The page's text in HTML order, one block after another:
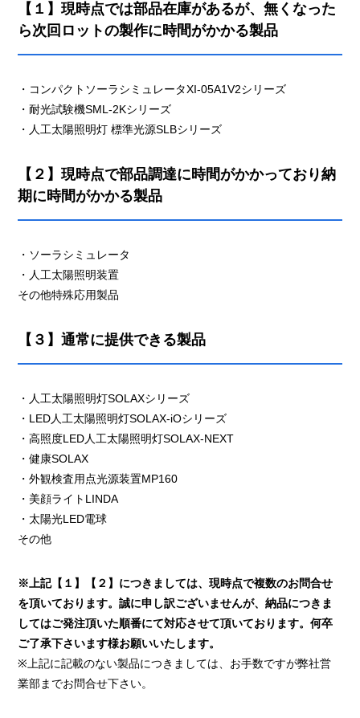
【１】現時点では部品在庫があるが、無くなった
ら次回ロットの製作に時間がかかる製品
・コンパクトソーラシミュレータXI-05A1V2シリーズ
・耐光試験機SML-2Kシリーズ
・人工太陽照明灯 標準光源SLBシリーズ
【２】現時点で部品調達に時間がかかっており納
期に時間がかかる製品
・ソーラシミュレータ
・人工太陽照明装置
その他特殊応用製品
【３】通常に提供できる製品
・人工太陽照明灯SOLAXシリーズ
・LED人工太陽照明灯SOLAX-iOシリーズ
・高照度LED人工太陽照明灯SOLAX-NEXT
・健康SOLAX
・外観検査用点光源装置MP160
・美顔ライトLINDA
・太陽光LED電球
その他
※上記【１】【２】につきましては、現時点で複数のお問合せ
を頂いております。誠に申し訳ございませんが、納品につきま
してはご発注頂いた順番にて対応させて頂いております。何卒
ご了承下さいます様お願いいたします。
※上記に記載のない製品につきましては、お手数ですが弊社営
業部までお問合せ下さい。